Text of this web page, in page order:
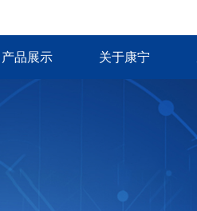
产品展示 关于康宁